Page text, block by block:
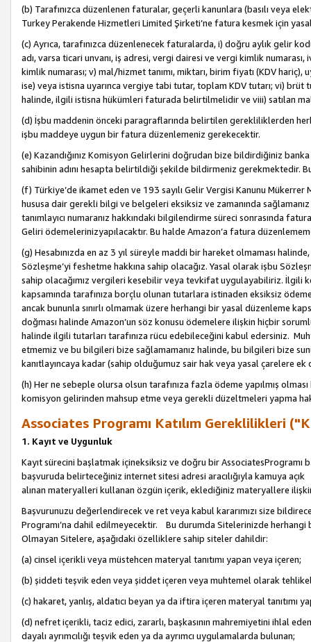
(b) Tarafınızca düzenlenen faturalar, geçerli kanunlara (basılı veya
Turkey Perakende Hizmetleri Limited Şirketi’ne fatura kesmek için
(c) Ayrıca, tarafınızca düzenlenecek faturalarda, i) doğru aylık gelir
adı, varsa ticari unvanı, iş adresi, vergi dairesi ve vergi kimlik
kimlik numarası; v) mal/hizmet tanımı, miktarı, birim fiyatı (KDV
ise) veya istisna uyarınca vergiye tabi tutar, toplam KDV tutarı; vi) brüt
halinde, ilgili istisna hükümleri faturada belirtilmelidir ve viii) satılan
(d) İşbu maddenin önceki paragraflarında belirtilen gerekliliklerden
işbu maddeye uygun bir fatura düzenlemeniz gerekecektir.
(e) Kazandığınız Komisyon Gelirlerini doğrudan bize bildirdiğiniz banka
sahibinin adını hesapta belirtildiği şekilde bildirmeniz gerekmektedir.
(f) Türkiye’de ikamet eden ve 193 sayılı Gelir Vergisi Kanunu
hususa dair gerekli bilgi ve belgeleri eksiksiz ve zamanında
tanımlayıcı numaranız hakkındaki bilgilendirme süreci sonrasında
Geliri ödemelerinizyapılacaktır. Bu halde Amazon’a fatura
(g) Hesabınızda en az 3 yıl süreyle maddi bir hareket olmaması
Sözleşme’yi feshetme hakkına sahip olacağız. Yasal olarak işbu
sahip olacağımız vergileri kesebilir veya tevkifat uygulayabiliriz. İlgili
kapsamında tarafınıza borçlu olunan tutarlara istinaden eksiksiz
ancak bununla sınırlı olmamak üzere herhangi bir yasal düzenleme
doğması halinde Amazon’un söz konusu ödemelere ilişkin hiçbir
halinde ilgili tutarları tarafınıza rücu edebileceğini kabul edersiniz.
etmemiz ve bu bilgileri bize sağlamamanız halinde, bu bilgileri bize
kanıtlayıncaya kadar (sahip olduğumuz sair hak veya yasal çarelere
(h) Her ne sebeple olursa olsun tarafınıza fazla ödeme yapılmış
komisyon gelirinden mahsup etme veya gerekli düzeltmeleri yapma
Associates Programı Katılım Gereklilikleri
1. Kayıt ve Uygunluk
Kayıt sürecini başlatmak içineksiksiz ve doğru bir AssociatesProgramı
başvuruda belirteceğiniz internet sitesi adresi aracılığıyla kamuya
alınan materyalleri kullanan özgün içerik, eklediğiniz materyallere
Başvurunuzu değerlendirecek ve ret veya kabul kararımızı size
Programı’na dahil edilmeyecektir. Bu durumda Sitelerinizde herhangi
Olmayan Sitelere, aşağıdaki özelliklere sahip siteler dahildir:
(a) cinsel içerikli veya müstehcen materyal tanıtımı yapan veya içeren;
(b) şiddeti teşvik eden veya şiddet içeren veya muhtemel olarak
(c) hakaret, yanlış, aldatıcı beyan ya da iftira içeren materyal tanıtımı
(d) nefret içerikli, taciz edici, zararlı, başkasının mahremiyetini ihlal
dayalı ayrımcılığı teşvik eden ya da ayrımcı uygulamalarda bulunan;